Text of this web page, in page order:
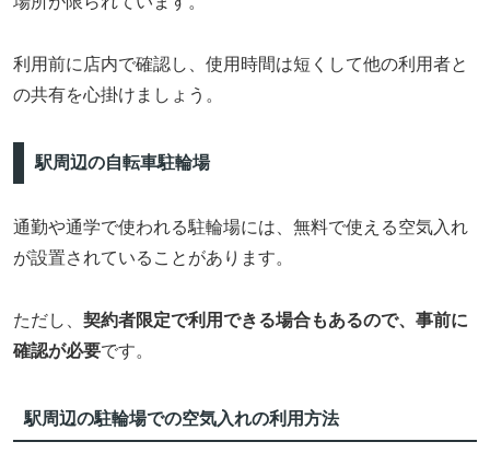
利用前に店内で確認し、使用時間は短くして他の利用者と
の共有を心掛けましょう。
駅周辺の自転車駐輪場
通勤や通学で使われる駐輪場には、無料で使える空気入れ
が設置されていることがあります。
ただし、 契約者限定で利用できる場合もあるので、事前に
確認が必要です。
駅周辺の駐輪場での空気入れの利用方法